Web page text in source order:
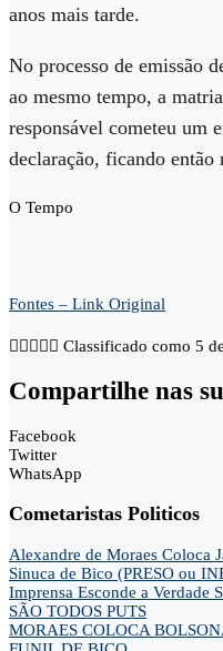
anos mais tarde.
No processo de emissão
ao mesmo tempo, a
responsável cometeu um
declaração, ficando
O Tempo
Fontes – Link Original
     Classificado como 5
Compartilhe nas
Facebook
Twitter
WhatsApp
Cometaristas Politicos
Alexandre de Moraes Coloca
Sinuca de Bico (PRESO ou
Imprensa Esconde a Verdade
SÃO TODOS PUTS
MORAES COLOCA